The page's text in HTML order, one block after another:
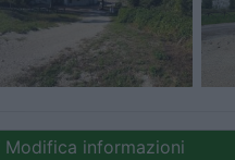
Modifica informazioni